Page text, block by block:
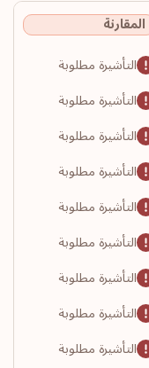
المقارنة
التأشيرة مطلوبة
التأشيرة مطلوبة
التأشيرة مطلوبة
التأشيرة مطلوبة
التأشيرة مطلوبة
التأشيرة مطلوبة
التأشيرة مطلوبة
التأشيرة مطلوبة
التأشيرة مطلوبة